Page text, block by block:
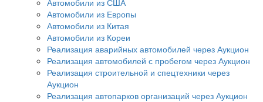
Автомобили из США
Автомобили из Европы
Автомобили из Китая
Автомобили из Кореи
Реализация аварийных автомобилей через Аукцион
Реализация автомобилей с пробегом через Аукцион
Реализация строительной и спецтехники через
Аукцион
Реализация автопарков организаций через Аукцион